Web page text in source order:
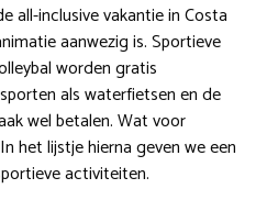
all-inclusive vakantie in Costa
aanwezig is. Sportieve
worden gratis
als waterfietsen en de
wel betalen. Wat voor
het lijstje hierna geven we een
activiteiten.